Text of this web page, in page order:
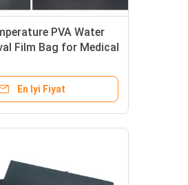
PVA Water
Film Bag for Medical
En Iyi Fiyat